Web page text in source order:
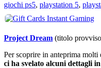
giochi ps5, playstation 5,
Project Dream (titolo
Per scoprire in anteprima
ci ha svelato alcuni dettagli